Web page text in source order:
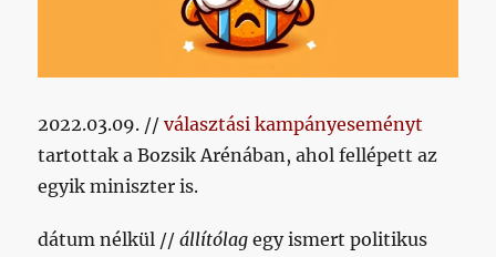
2022.03.09. //választási kampányeseményt
tartottak a Bozsik Arénában, ahol fellépett az
egyik miniszter is.
dátum nélkül //állítólag egy ismert politikus